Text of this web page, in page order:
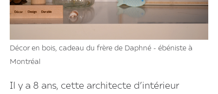
Décor en bois, cadeau du frère de Daphné - ébéniste à
Montréal
Il y a 8 ans, cette architecte d’intérieur